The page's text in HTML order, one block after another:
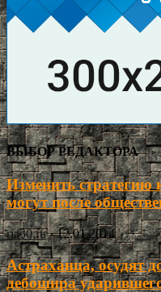
ВЫБОР РЕДАКТОРА
Изменить стратегию
могут после
ria30.ru - 12.01.2014
Астраханца, осудят
дебошира